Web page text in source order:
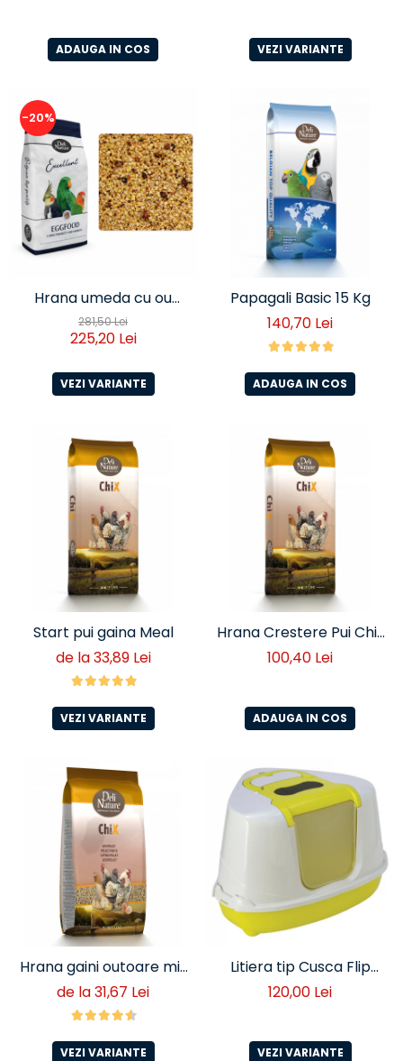
ADAUGA IN COS VEZI VARIANTE
-20%
Hrana umeda cu ou
pentru papagali si perusi
Deli Nature
281,50 Lei
225,20 Lei
VEZI VARIANTE
Papagali Basic 15 Kg
140,70 Lei
ADAUGA IN COS
Start pui gaina Meal
de la 33,89 Lei
VEZI VARIANTE
Hrana Crestere Pui Chix
20 KG
100,40 Lei
ADAUGA IN COS
Hrana gaini outoare mix
cereale
de la 31,67 Lei
VEZI VARIANTE
Litiera tip Cusca Flip
Corner
120,00 Lei
VEZI VARIANTE